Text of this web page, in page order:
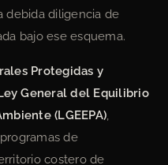
debida diligencia de
bajo ese esquema.
Protegidas y
General del Equilibrio
(LGEEPA),
de
costero de